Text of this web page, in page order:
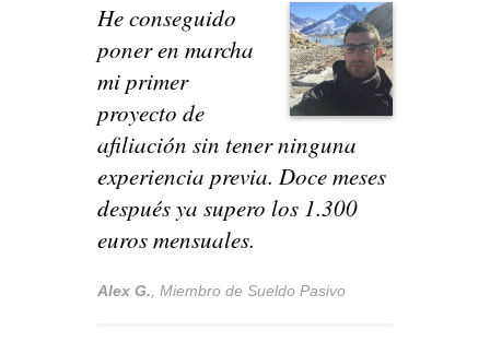
He conseguido
poner en marcha
mi primer
proyecto de
afiliación sin tener ninguna
experiencia previa. Doce meses
después ya supero los 1.300
euros mensuales.
Alex G. Miembro de Sueldo Pasivo